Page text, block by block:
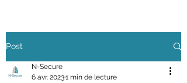
Post
N-Secure
6 avr. 20231 min de lecture